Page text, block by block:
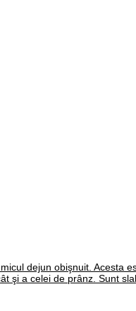
dejun obişnuit. Acesta
şi a celei de prânz. Sunt